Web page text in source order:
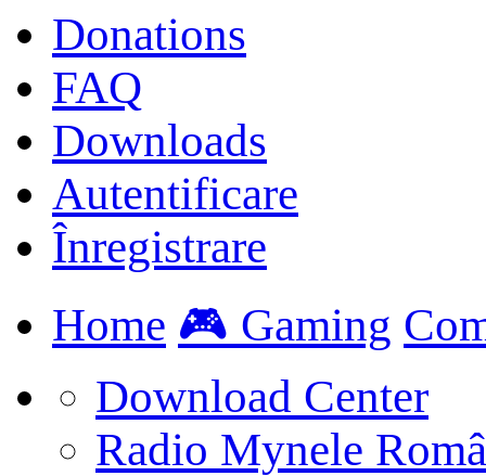
Donations
FAQ
Downloads
Autentificare
Înregistrare
Home 🎮 Gaming
Download Center
Radio Mynele